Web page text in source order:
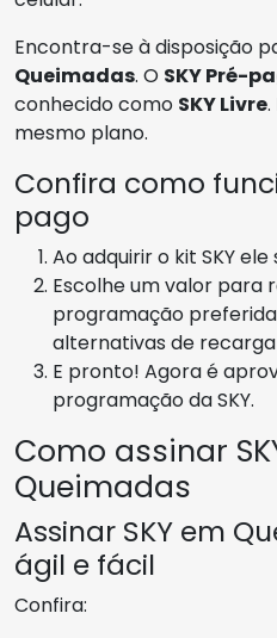
Encontra-se à disposição
Queimadas. O SKY Pré-
conhecido como SKY Livre
mesmo plano.
Confira como
pago
Ao adquirir o kit SKY
Escolhe um valor para
programação
alternativas de
E pronto! Agora é
programação da SKY.
Como assinar
Queimadas
Assinar SKY em
ágil e fácil
Confira: